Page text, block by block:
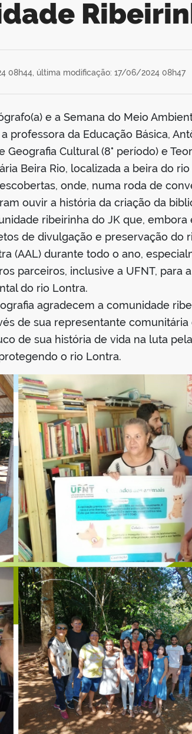
08h44, última modificação: 17/06/2024 08h47
e a Semana do Meio
professora da Educação Básica,
Cultural (8° período) e
Beira Rio, localizada a beira do
onde, numa roda de
ouvir a história da criação da
ribeirinha do JK que, embora
de divulgação e preservação do
(AAL) durante todo o ano,
parceiros, inclusive a UFNT, para
do rio Lontra.
agradecem a comunidade
de sua representante
de sua história de vida na luta
o rio Lontra.